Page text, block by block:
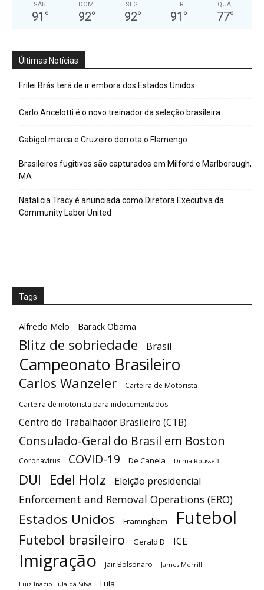
SÁB
91 °
DOM
92°
SEG
92°
TER
91 °
QUA
77°
Últimas Notícias
Frilei Brás terá de ir embora dos Estados Unidos
Carlo Ancelotti é o novo treinador da seleção brasileira
Gabigol marca e Cruzeiro derrota o Flamengo
Brasileiros fugitivos são capturados em Milford e Marlborough,
MA
Natalicia Tracy é anunciada como Diretora Executiva da
Community Labor United
Tags
Alfredo Melo Barack Obama
Blitz de sobriedade Brasil
Campeonato Brasileiro
Carlos Wanzeler
Carteira de Motorista
Carteira de motorista para indocumentados
Centro do Trabalhador Brasileiro (CTB)
Consulado-Geral do Brasil em Boston
Coronavírus COVID-19 De Canela Dilma Rousseff
DUI Edel Holz Eleição presidencial
Enforcement and Removal Operations (ERO)
Estados Unidos Framingham Futebol
Futebol brasileiro Gerald D ICE
Imigração Jair Bolsonaro James Merrill
Luiz Inácio Lula da Silva Lula